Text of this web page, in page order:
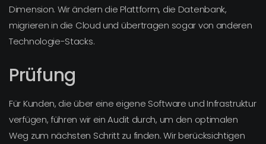
Dimension. Wir ändern die Plattform, die Datenbank,
migrieren in die Cloud und übertragen sogar von anderen
Technologie-Stacks.
Prüfung
Für Kunden, die über eine eigene Software und Infrastruktur
verfügen, führen wir ein Audit durch, um den optimalen
Weg zum nächsten Schritt zu finden. Wir berücksichtigen